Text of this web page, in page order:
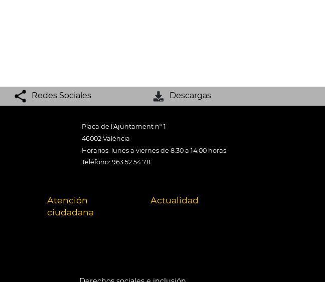
Redes Sociales Descargas
Plaça de l'Ajuntament nº 1
46002 València
Horarios: lunes a viernes de 8:30 a 14:00 horas
Teléfono: 963 52 54 78
Atención
ciudadana
Actualidad